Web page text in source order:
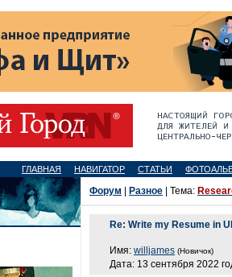
ГЛАВНАЯ НАВИГАТОР СТАТЬИ
Форум Разное | Тема:
Re: Write my Resume in
Имя: willjames (Новичок)
Дата: 13 сентября 2022